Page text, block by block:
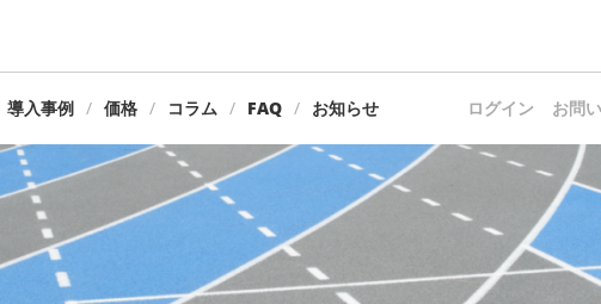
導入事例 価格 コラム FAQ お知らせ ログイン お問